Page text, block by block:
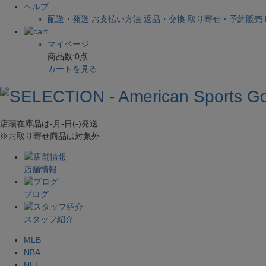
ヘルプ
配送・発送 お支払い方法 返品・交換 取り寄せ・予約販売
マイページ
商品数:0点
カートを見る
店頭在庫品は-月-日(-)発送
※お取り寄せ商品は対象外
店舗情報
ブログ
スタッフ紹介
MLB
NBA